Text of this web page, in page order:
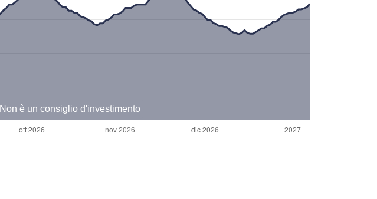
Non è un consiglio d'investimento